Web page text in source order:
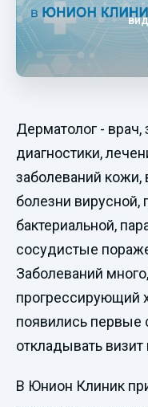
Дерматолог -
диагностики,
заболеваний кожи,
болезни вирусной,
бактериальной,
сосудистые
Заболеваний
прогрессирующий
появились
откладывать визит
В Юнион Клиник